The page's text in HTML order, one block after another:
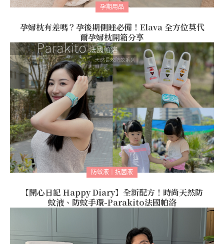
孕期用品
孕婦枕有差嗎？孕後期側睡必備！Elava 全方位莫代
爾孕婦枕開箱分享
防蚊液｜抗菌液
【開心日記 Happy Diary】全新配方！時尚天然防
蚊液、防蚊手環-Parakito法國帕洛